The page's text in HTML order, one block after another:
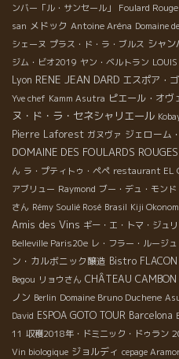
ンバー「ル・サンセール」
Foulard Rouge
san メドック Antoine Aréna Domaine
シェーヌ プラス・ド・ラ・ブルス シャン
ジム・ビオ2019 ヤン・ベルトラン
Lyon RENE JEAN DARD エスポア・
Yve chef Kamm Asutra ピエール・オヴ
ヌ・ド・ラ・セネシャリエール
Pierre Laforest ガヌヴァ ジェローム
DOMAINE DES FOULARDS ROUGES
ん ラ・プティトゥ・ペペ restaurant EL
アブリュー Raymond ブー・デュ・モンド
さん Rémy Soulié Rosé Brasil Kiji
Amis des Vins ギー・エ・トマ・ジュ
Belleville Paris20e レ・フラー・ルージュ
ン・カルボニック醸造 Bistro FLACON
Begou リョウさん CHÂTEAU CAMBON
ノン Berlin Domaine Bruno Duchene
David ESPOA GOTO TOUR Barcelona
11 収穫2018年・ドミニック・ドゥラン
Vin biologique ジョルディ cepage